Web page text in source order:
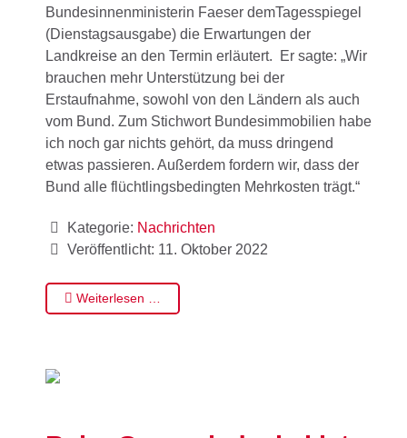
Bundesinnenministerin Faeser demTagesspiegel
(Dienstagsausgabe) die Erwartungen der
Landkreise an den Termin erläutert. Er sagte: „Wir
brauchen mehr Unterstützung bei der
Erstaufnahme, sowohl von den Ländern als auch
vom Bund. Zum Stichwort Bundesimmobilien habe
ich noch gar nichts gehört, da muss dringend
etwas passieren. Außerdem fordern wir, dass der
Bund alle flüchtlingsbedingten Mehrkosten trägt.“
Kategorie: Nachrichten
Veröffentlicht: 11. Oktober 2022
Weiterlesen …